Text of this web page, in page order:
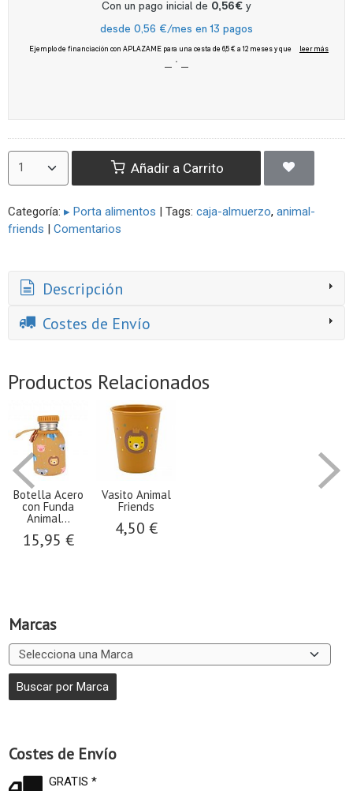
Marcas
Costes de Envío
GRATIS *
Añadir a Carrito
Categoría: ▸ Porta alimentos | Tags: caja-almuerzo animal-
friends | Comentarios
Descripción
Costes de Envío
Productos Relacionados
Botella Acero
con Funda
Animal...
15,95 €
Vasito Animal
Friends
4,50 €